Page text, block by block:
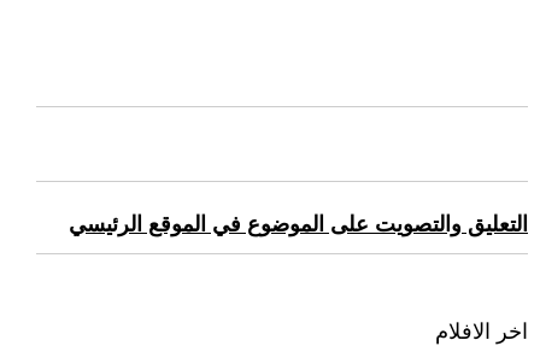
التعليق والتصويت على الموضوع في الموقع الرئيسي
اخر الافلام